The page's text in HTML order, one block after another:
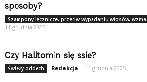
sposoby?
Szampony lecznicze, przeciw wypadaniu włosów,
11 grudnia 2025
Czy Halitomin się ssie?
Świeży oddech Redakcja - 11 grudnia 2025